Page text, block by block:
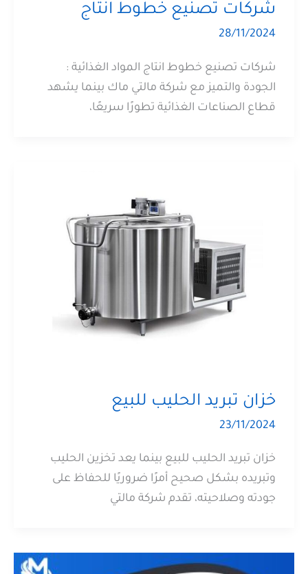
شركات تصنيع خطوط انتاج
28/11/2024
شركات تصنيع خطوط انتاج المواد الغذائية :
الجودة والتميز مع شركة مالتي ماك بينما يشهد
قطاع الصناعات الغذائية تطورًا سريعًا،
خزان تبريد الحليب للبيع
23/11/2024
خزان تبريد الحليب للبيع بينما يعد تخزين الحليب
وتبريده بشكل صحيح أمرًا ضروريًا للحفاظ على
جودته وصلاحيته، تقدم شركة مالتي